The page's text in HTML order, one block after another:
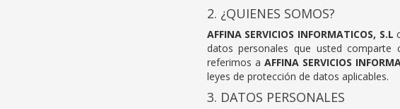
2. ¿QUIENES SOMOS?
AFFINA SERVICIOS INFORMATICOS, S.L
datos personales que usted
referimos a AFFINA SERVICIOS
leyes de protección de datos aplicables.
3. DATOS PERSONALES